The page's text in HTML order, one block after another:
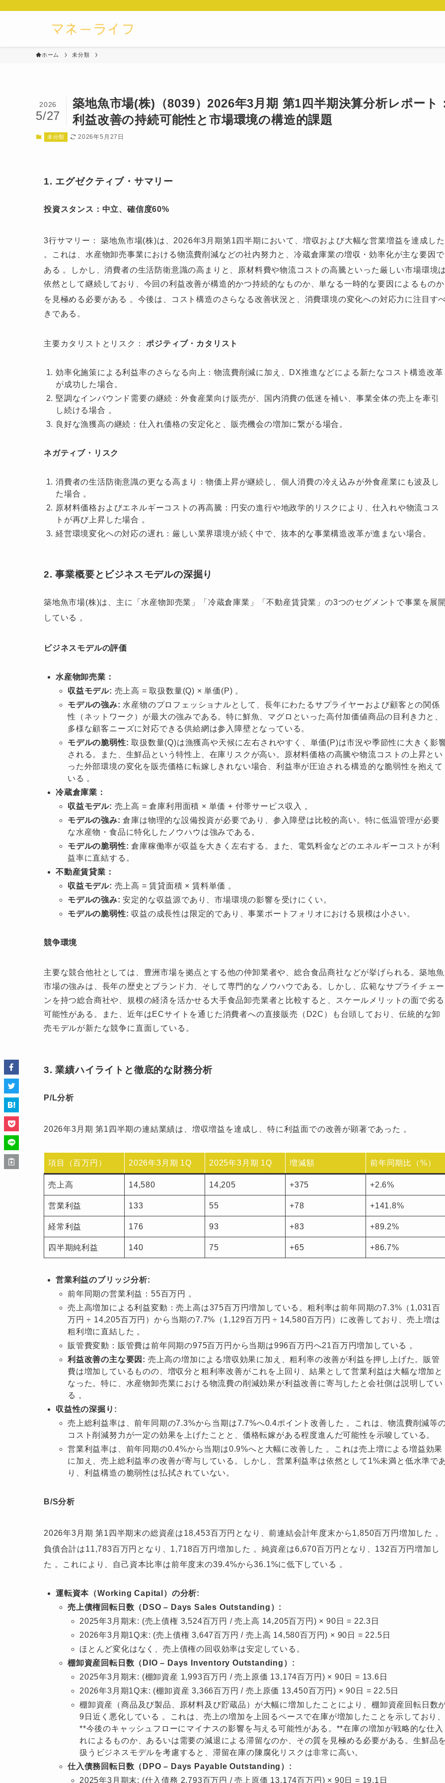
ホーム 未分類
築地魚市場(株)（8039）2026年3月期 第1四半期決算分析レポート
利益改善の持続可能性と市場環境の構造的課題
2026
5/27
未分類 2026年5月27日
1. エグゼクティブ・サマリー
投資スタンス：中立、確信度60%
3行サマリー： 築地魚市場(株)は、2026年3月期第1四半期において、増収および大幅な営業増益を達成した
。これは、水産物卸売事業における物流費削減などの社内努力と、冷蔵倉庫業の増収・効率化が主な要因で
ある 。しかし、消費者の生活防衛意識の高まりと、原材料費や物流コストの高騰といった厳しい市場環境
依然として継続しており、今回の利益改善が構造的かつ持続的なものか、単なる一時的な要因によるものか
を見極める必要がある 。今後は、コスト構造のさらなる改善状況と、消費環境の変化への対応力に注目す
きである。
主要カタリストとリスク：ポジティブ・カタリスト
効率化施策による利益率のさらなる向上：物流費削減に加え、DX推進などによる新たなコスト構造改革
が成功した場合。
堅調なインバウンド需要の継続：外食産業向け販売が、国内消費の低迷を補い、事業全体の売上を牽引
し続ける場合 。
良好な漁獲高の継続：仕入れ価格の安定化と、販売機会の増加に繋がる場合。
ネガティブ・リスク
消費者の生活防衛意識の更なる高まり：物価上昇が継続し、個人消費の冷え込みが外食産業にも波及し
た場合 。
原材料価格およびエネルギーコストの再高騰：円安の進行や地政学的リスクにより、仕入れや物流コス
トが再び上昇した場合 。
経営環境変化への対応の遅れ：厳しい業界環境が続く中で、抜本的な事業構造改革が進まない場合。
2. 事業概要とビジネスモデルの深掘り
築地魚市場(株)は、主に「水産物卸売業」「冷蔵倉庫業」「不動産賃貸業」の3つのセグメントで事業を展
している 。
ビジネスモデルの評価
水産物卸売業：
収益モデル: 売上高 = 取扱数量(Q) × 単価(P) 。
モデルの強み: 水産物のプロフェッショナルとして、長年にわたるサプライヤーおよび顧客との関係
性（ネットワーク）が最大の強みである。特に鮮魚、マグロといった高付加価値商品の目利き力と、
多様な顧客ニーズに対応できる供給網は参入障壁となっている。
モデルの脆弱性: 取扱数量(Q)は漁獲高や天候に左右されやすく、単価(P)は市況や季節性に大きく影
される。また、生鮮品という特性上、在庫リスクが高い。原材料価格の高騰や物流コストの上昇とい
った外部環境の変化を販売価格に転嫁しきれない場合、利益率が圧迫される構造的な脆弱性を抱えて
いる 。
冷蔵倉庫業：
収益モデル: 売上高 = 倉庫利用面積 × 単価 + 付帯サービス収入 。
モデルの強み: 倉庫は物理的な設備投資が必要であり、参入障壁は比較的高い。特に低温管理が必要
な水産物・食品に特化したノウハウは強みである。
モデルの脆弱性: 倉庫稼働率が収益を大きく左右する。また、電気料金などのエネルギーコストが利
益率に直結する。
不動産賃貸業：
収益モデル: 売上高 = 賃貸面積 × 賃料単価 。
モデルの強み: 安定的な収益源であり、市場環境の影響を受けにくい。
モデルの脆弱性: 収益の成長性は限定的であり、事業ポートフォリオにおける規模は小さい。
競争環境
主要な競合他社としては、豊洲市場を拠点とする他の仲卸業者や、総合食品商社などが挙げられる。築地魚
市場の強みは、長年の歴史とブランド力、そして専門的なノウハウである。しかし、広範なサプライチェー
ンを持つ総合商社や、規模の経済を活かせる大手食品卸売業者と比較すると、スケールメリットの面で劣る
可能性がある。また、近年はECサイトを通じた消費者への直接販売（D2C）も台頭しており、伝統的な卸
売モデルが新たな競争に直面している。
3. 業績ハイライトと徹底的な財務分析
P/L分析
2026年3月期 第1四半期の連結業績は、増収増益を達成し、特に利益面での改善が顕著であった 。
項目（百万円） 2026年3月期 1Q 2025年3月期 1Q 増減額 前年同期比（%）
売上高 14,580 14,205 +375 +2.6%
営業利益 133 55 +78 +141.8%
経常利益 176 93 +83 +89.2%
四半期純利益 140 75 +65 +86.7%
営業利益のブリッジ分析:
前年同期の営業利益：55百万円 。
売上高増加による利益変動：売上高は375百万円増加している。粗利率は前年同期の7.3%（1,031百
万円 ÷ 14,205百万円）から当期の7.7%（1,129百万円 ÷ 14,580百万円）に改善しており、売上増は
粗利増に直結した 。
販管費変動：販管費は前年同期の975百万円から当期は996百万円へ21百万円増加している 。
利益改善の主な要因: 売上高の増加による増収効果に加え、粗利率の改善が利益を押し上げた。販管
費は増加しているものの、増収分と粗利率改善がこれを上回り、結果として営業利益は大幅な増加と
なった。特に、水産物卸売業における物流費の削減効果が利益改善に寄与したと会社側は説明してい
る 。
収益性の深掘り:
売上総利益率は、前年同期の7.3%から当期は7.7%へ0.4ポイント改善した 。これは、物流費削減等
コスト削減努力が一定の効果を上げたことと、価格転嫁がある程度進んだ可能性を示唆している。
営業利益率は、前年同期の0.4%から当期は0.9%へと大幅に改善した 。これは売上増による増益効果
に加え、売上総利益率の改善が寄与している。しかし、営業利益率は依然として1%未満と低水準で
り、利益構造の脆弱性は払拭されていない。
B/S分析
2026年3月期 第1四半期末の総資産は18,453百万円となり、前連結会計年度末から1,850百万円増加した 。
負債合計は11,783百万円となり、1,718百万円増加した 。純資産は6,670百万円となり、132百万円増加し
た 。これにより、自己資本比率は前年度末の39.4%から36.1%に低下している 。
運転資本（Working Capital）の分析:
売上債権回転日数（DSO – Days Sales Outstanding）:
2025年3月期末: (売上債権 3,524百万円 / 売上高 14,205百万円) × 90日 = 22.3日
2026年3月期1Q末: (売上債権 3,647百万円 / 売上高 14,580百万円) × 90日 = 22.5日
ほとんど変化はなく、売上債権の回収効率は安定している。
棚卸資産回転日数（DIO – Days Inventory Outstanding）:
2025年3月期末: (棚卸資産 1,993百万円 / 売上原価 13,174百万円) × 90日 = 13.6日
2026年3月期1Q末: (棚卸資産 3,366百万円 / 売上原価 13,450百万円) × 90日 = 22.5日
棚卸資産（商品及び製品、原材料及び貯蔵品）が大幅に増加したことにより、棚卸資産回転日数
9日近く悪化している 。これは、売上の増加を上回るペースで在庫が増加したことを示しており、
**今後のキャッシュフローにマイナスの影響を与える可能性がある。**在庫の増加が戦略的な仕入
れによるものか、あるいは需要の減退による滞留なのか、その質を見極める必要がある。生鮮品
扱うビジネスモデルを考慮すると、滞留在庫の陳腐化リスクは非常に高い。
仕入債務回転日数（DPO – Days Payable Outstanding）:
2025年3月期末: (仕入債務 2,793百万円 / 売上原価 13,174百万円) × 90日 = 19.1日